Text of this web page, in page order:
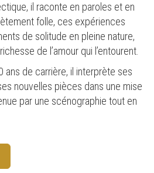
il raconte en paroles et en
folle, ces expériences
de solitude en pleine nature,
de l’amour qui l’entourent.
ans de carrière, il interprète ses
nouvelles pièces dans une mise
par une scénographie tout en